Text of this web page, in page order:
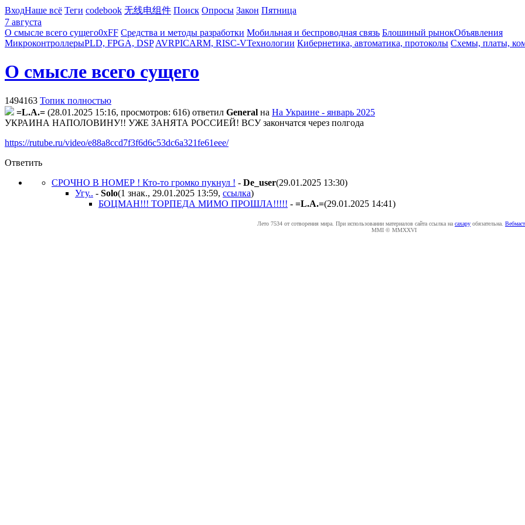
ВходНаше всё Теги codebook 无线电组件 Поиск Опросы Закон Пятница
7 августа
О смысле всего сущего0xFF Средства и методы разработки Мобильная и беспроводная связь Блошиный рынокОбъявления
МикроконтроллерыPLD, FPGA, DSP AVRPICARM, RISC-VТехнологии Кибернетика, автоматика, протоколы Схемы, платы,
О смысле всего сущего
1494163 Топик полностью
=L.A.= (28.01.2025 15:16, просмотров: 616) ответил General на На Украине - январь 2025
УКРАИНА НАПОЛОВИНУ!! УЖЕ ЗАНЯТА РОССИЕЙ! ВСУ закончатся через полгода
https://rutube.ru/video/e88a8ccd7f3f6d6c53dc6a321fe61eee/
Ответить
СРОЧНО В НОМЕР ! Кто-то громко пукнул ! - De_user(29.01.2025 13:30)
Угу.. - Solo(1 знак., 29.01.2025 13:59, ссылка)
БОЦМАН!!! ТОРПЕДА МИМО ПРОШЛА!!!!! - =L.A.=(29.01.2025 14:41)
Лето 7534 от сотворения мира. При использовании материалов сайта ссылка на caxapу обязательна.
MMI © MMXXVI